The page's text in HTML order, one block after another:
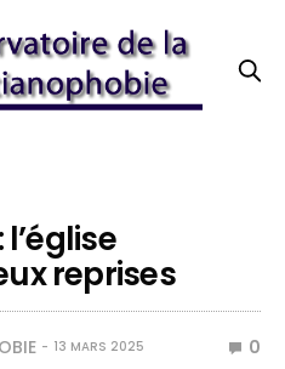
reprises
13 MARS 2025 0